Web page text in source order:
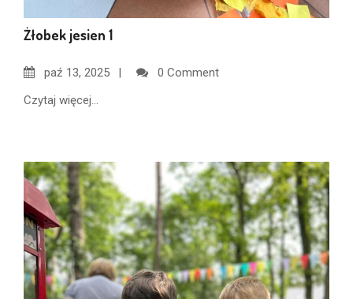
Żłobek jesien 1
paź 13, 2025
0 Comment
Czytaj więcej...